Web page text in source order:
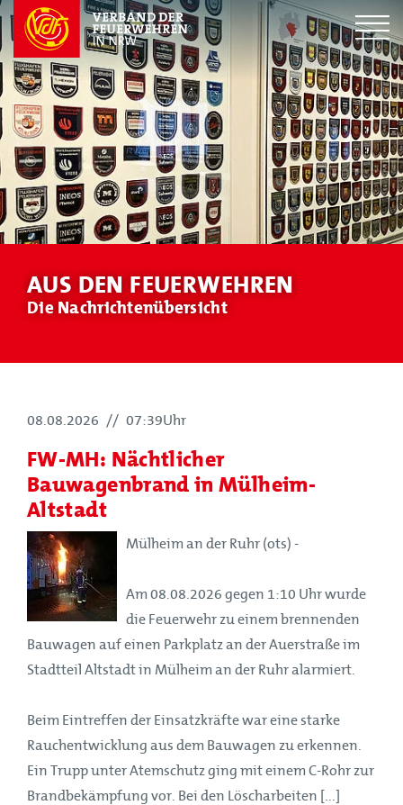
AUS DEN FEUERWEHREN
Die Nachrichtenübersicht
08.08.2026 // 07:39Uhr
FW-MH: Nächtlicher
Bauwagenbrand in Mülheim-
Altstadt
Mülheim an der Ruhr (ots) -
Am 08.08.2026 gegen 1:10 Uhr wurde
die Feuerwehr zu einem brennenden
Bauwagen auf einen Parkplatz an der Auerstraße im
Stadtteil Altstadt in Mülheim an der Ruhr alarmiert.
Beim Eintreffen der Einsatzkräfte war eine starke
Rauchentwicklung aus dem Bauwagen zu erkennen.
Ein Trupp unter Atemschutz ging mit einem C-Rohr zur
Brandbekämpfung vor. Bei den Löscharbeiten [...]